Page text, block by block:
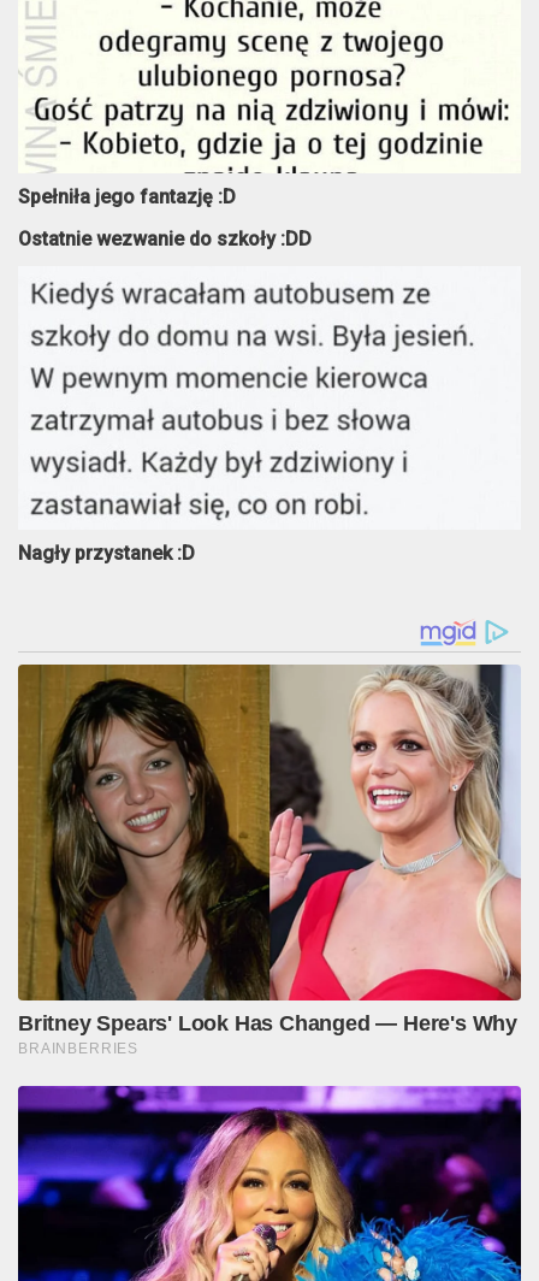
Spełniła jego fantazję :D
Ostatnie wezwanie do szkoły :DD
Nagły przystanek :D